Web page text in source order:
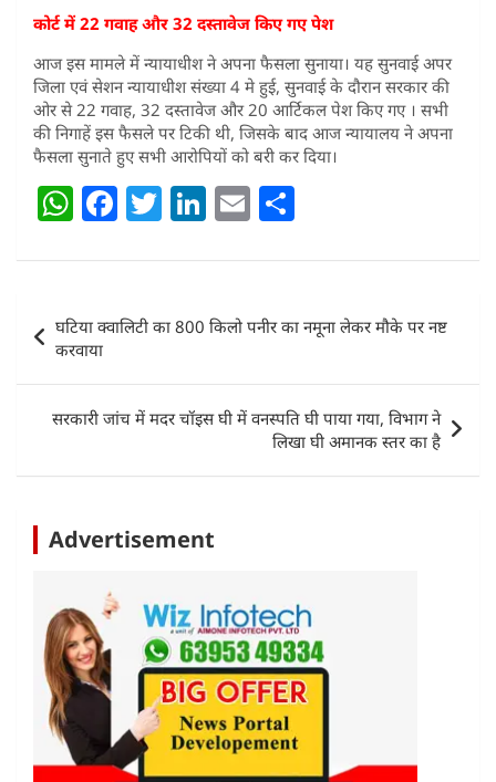
कोर्ट में 22 गवाह और 32 दस्तावेज किए गए पेश
आज इस मामले में न्यायाधीश ने अपना फैसला सुनाया। यह सुनवाई अपर
जिला एवं सेशन न्यायाधीश संख्या 4 मे हुई, सुनवाई के दौरान सरकार की
ओर से 22 गवाह, 32 दस्तावेज और 20 आर्टिकल पेश किए गए । सभी
की निगाहें इस फैसले पर टिकी थी, जिसके बाद आज न्यायालय ने अपना
फैसला सुनाते हुए सभी आरोपियों को बरी कर दिया।
W
at
s
A
p
p
F
c
e
b
o
o
T
itt
er
Li
k
e
dI
n
E
ai
l
ar
e
Post
navigation
घटिया क्वालिटी का 800 किलो पनीर का नमूना लेकर मौके पर नष्ट
करवाया
सरकारी जांच में मदर चॉइस घी में वनस्पति घी पाया गया, विभाग ने
लिखा घी अमानक स्तर का है
Advertisement